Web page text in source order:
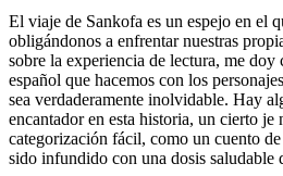
El viaje de Sankofa es un espejo en el
obligándonos a enfrentar nuestras
sobre la experiencia de lectura, me doy
español que hacemos con los
sea verdaderamente inolvidable. Hay
encantador en esta historia, un cierto je
categorización fácil, como un cuento
sido infundido con una dosis saludable